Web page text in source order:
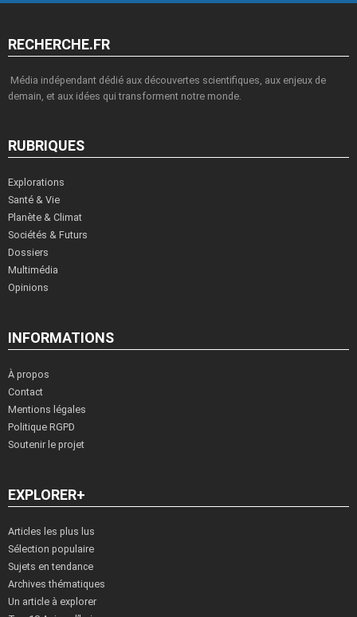
RECHERCHE.FR
Média indépendant dédié aux découvertes scientifiques, aux enjeux de
demain, et aux idées qui transforment notre monde.
RUBRIQUES
Explorations
Santé & Vie
Planète & Climat
Sociétés & Futurs
Dossiers
Multimédia
Opinions
INFORMATIONS
À propos
Contact
Mentions légales
Politique RGPD
Soutenir le projet
EXPLORER+
Articles les plus lus
Sélection populaire
Sujets en tendance
Archives thématiques
Un article à explorer